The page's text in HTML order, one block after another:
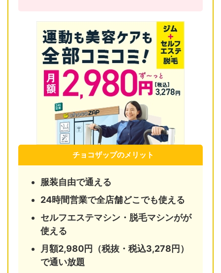
チョコザップのメリット
服装自由で通える
24時間営業で全店舗どこでも使える
セルフエステマシン・脱毛マシンがが
使える
月額2,980円（税抜・税込3,278円）
で通い放題